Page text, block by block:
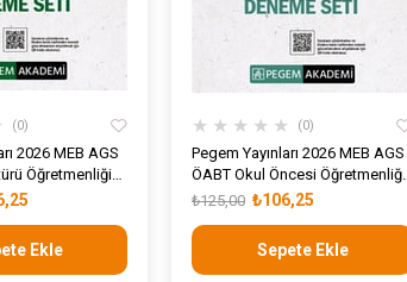
0
2026 MEB AGS
Öğretmenliği
Türkiye Geneli
Ekle
★ ★ ★ ★ ★ 0
Pegem Yayınları 2026 MEB AGS
ÖABT Okul Öncesi Öğretmenliği
Tamamı Çözümlü Türkiye Geneli
₺106,25
₺125,00
Sepete Ekle